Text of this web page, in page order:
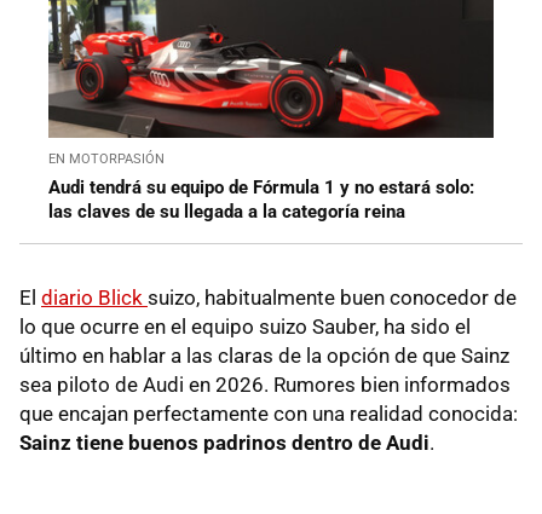
EN MOTORPASIÓN
Audi tendrá su equipo de Fórmula 1 y no estará solo:
las claves de su llegada a la categoría reina
El diario Blick suizo, habitualmente buen conocedor de
lo que ocurre en el equipo suizo Sauber, ha sido el
último en hablar a las claras de la opción de que Sainz
sea piloto de Audi en 2026. Rumores bien informados
que encajan perfectamente con una realidad conocida:
Sainz tiene buenos padrinos dentro de Audi.